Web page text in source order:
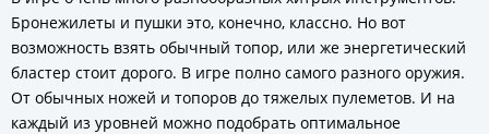
Бронежилеты и пушки это, конечно, классно. Но вот
возможность взять обычный топор, или же энергетический
бластер стоит дорого. В игре полно самого разного оружия.
От обычных ножей и топоров до тяжелых пулеметов. И на
каждый из уровней можно подобрать оптимальное